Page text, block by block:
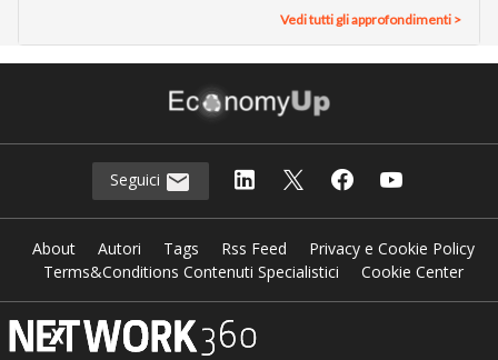
Vedi tutti gli approfondimenti >
Seguici
About Autori Tags Rss Feed
Privacy e Cookie Policy
Terms&Conditions Contenuti Specialistici
Cookie Center